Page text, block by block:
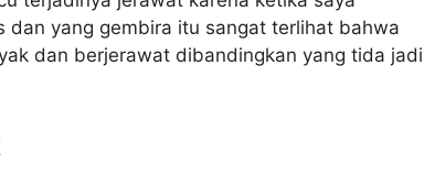
dan yang gembira itu sangat terlihat bahwa
dan berjerawat dibandingkan yang tida jadi